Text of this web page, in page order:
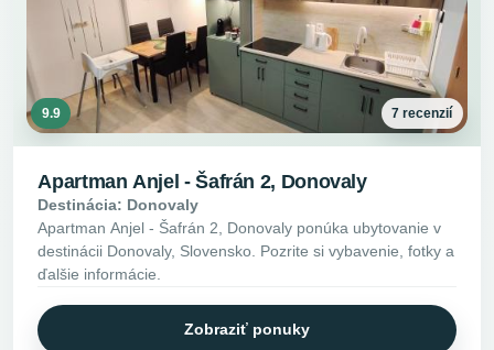
9.9 7 recenzií
Apartman Anjel - Šafrán 2, Donovaly
Destinácia: Donovaly
Apartman Anjel - Šafrán 2, Donovaly ponúka ubytovanie v
destinácii Donovaly, Slovensko. Pozrite si vybavenie, fotky a
ďalšie informácie.
Zobraziť ponuky